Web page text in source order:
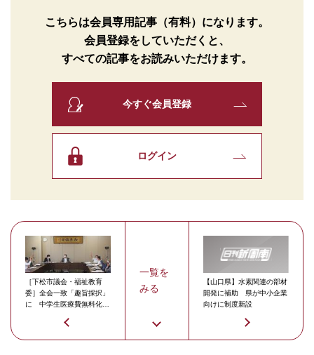
こちらは会員専用記事（有料）になります。
会員登録をしていただくと、
すべての記事をお読みいただけます。
今すぐ会員登録
ログイン
［下松市議会・福祉教育
委］全会一致「趣旨採択」
に 中学生医療費無料化請
一覧を
みる
【山口県】水素関連の部材
開発に補助 県が中小企業
向けに制度新設